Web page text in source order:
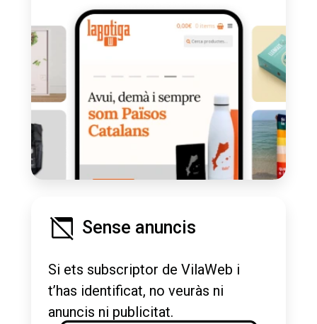
Sense anuncis
Si ets subscriptor de VilaWeb i
t’has identificat, no veuràs ni
anuncis ni publicitat.